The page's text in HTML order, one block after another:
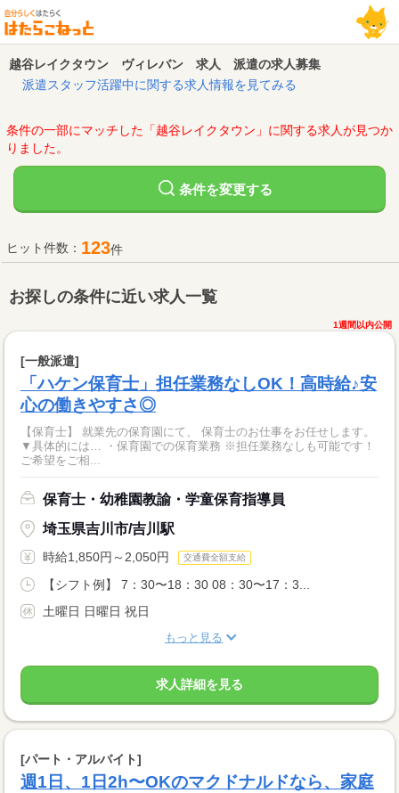
越谷レイクタウン ヴィレバン 求人 派遣の求人募集
派遣スタッフ活躍中に関する求人情報を見てみる
条件の一部にマッチした「越谷レイクタウン」に関する求人が見つか
りました。
条件を変更する
ヒット件数： 123件
お探しの条件に近い求人一覧
1週間以内公開
[一般派遣]
「ハケン保育士」担任業務なしOK！高時給♪安
心の働きやすさ◎
【保育士】 就業先の保育園にて、 保育士のお仕事をお任せします。
▼具体的には… ・保育園での保育業務 ※担任業務なしも可能です！
ご希望をご相...
保育士・幼稚園教諭・学童保育指導員
埼玉県吉川市/吉川駅
時給1,850円～2,050円 交通費全額支給
【シフト例】 7：30〜18：30 08：30〜17：3...
土曜日 日曜日 祝日
もっと見る
求人詳細を見る
[パート・アルバイト]
週1日、1日2h〜OKのマクドナルドなら、家庭